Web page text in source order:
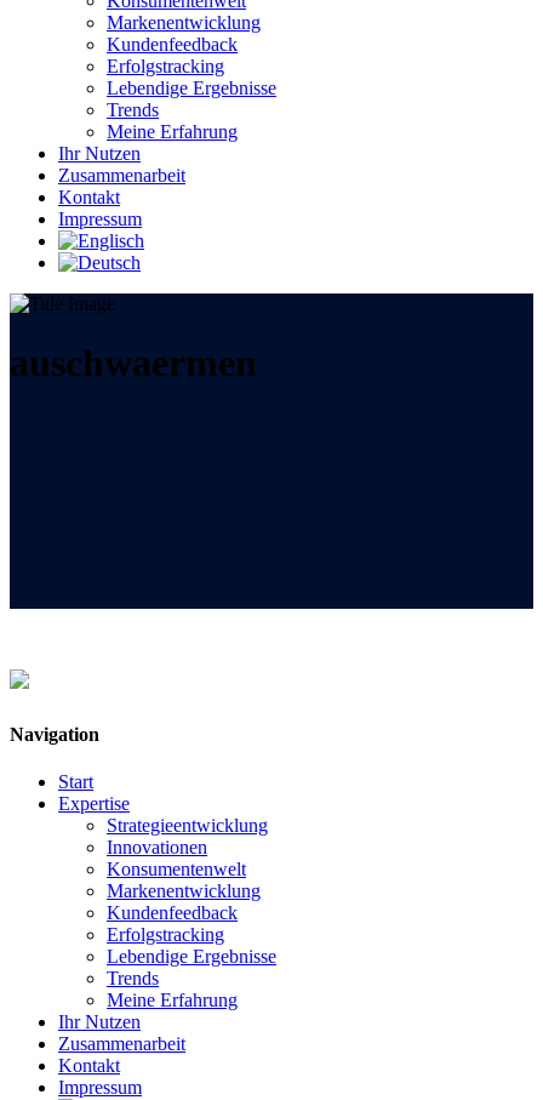
Markenentwicklung
Kundenfeedback
Erfolgstracking
Lebendige Ergebnisse
Trends
Meine Erfahrung
Ihr Nutzen
Zusammenarbeit
Kontakt
Impressum
auschwaermen
Navigation
Start
Expertise
Strategieentwicklung
Innovationen
Konsumentenwelt
Markenentwicklung
Kundenfeedback
Erfolgstracking
Lebendige Ergebnisse
Trends
Meine Erfahrung
Ihr Nutzen
Zusammenarbeit
Kontakt
Impressum